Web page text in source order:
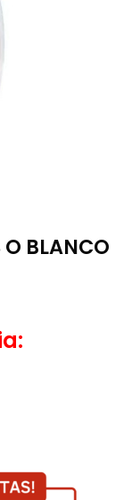
O BLANCO